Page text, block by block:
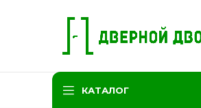
КАТАЛОГ